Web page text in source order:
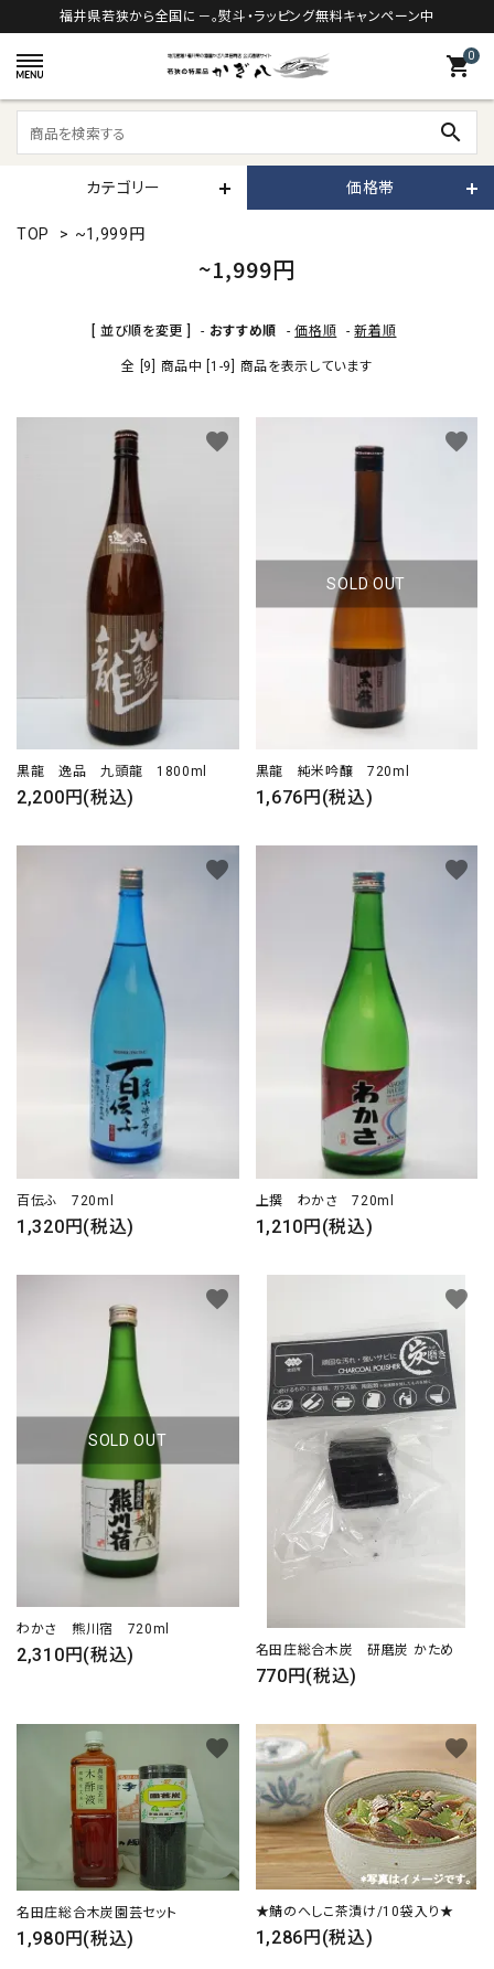
福井県若狭から全国に－。熨斗・ラッピング無料キャンペーン中
0
shopping_cart
search
カテゴリー 価格帯
TOP > ~1,999円
~1,999円
[ 並び順を変更 ] - おすすめ順 -価格順 -新着順
全 [9] 商品中 [1-9] 商品を表示しています
黒龍 逸品 九頭龍 1800ml
2,200円(税込)
favorite
SOLD OUT
黒龍 純米吟醸 720ml
1,676円(税込)
favorite
百伝ふ 720ml
1,320円(税込)
favorite
上撰 わかさ 720ml
1,210円(税込)
favorite
SOLD OUT
わかさ 熊川宿 720ml
2,310円(税込)
favorite
名田庄総合木炭 研磨炭 かため
770円(税込)
favorite
名田庄総合木炭園芸セット
1,980円(税込)
favorite
★鯖のへしこ茶漬け/10袋入り★
1,286円(税込)
favorite
キーワード
検索する